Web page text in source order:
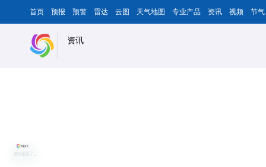
首页 预报 预警 雷达 云图 天气地图 专业产品 资讯 视频 节气
资讯